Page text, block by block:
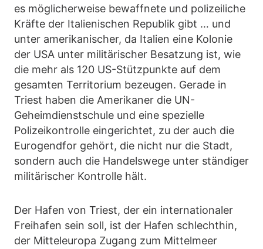
es möglicherweise bewaffnete und polizeiliche
Kräfte der Italienischen Republik gibt … und
unter amerikanischer, da Italien eine Kolonie
der USA unter militärischer Besatzung ist, wie
die mehr als 120 US-Stützpunkte auf dem
gesamten Territorium bezeugen. Gerade in
Triest haben die Amerikaner die UN-
Geheimdienstschule und eine spezielle
Polizeikontrolle eingerichtet, zu der auch die
Eurogendfor gehört, die nicht nur die Stadt,
sondern auch die Handelswege unter ständiger
militärischer Kontrolle hält.
Der Hafen von Triest, der ein internationaler
Freihafen sein soll, ist der Hafen schlechthin,
der Mitteleuropa Zugang zum Mittelmeer